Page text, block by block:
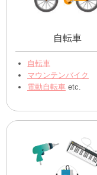
自転車
自転車
マウンテンバイク
電動自転車 etc.